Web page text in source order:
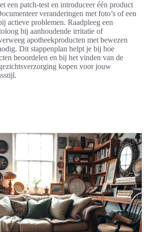
een patch-test en introduceer één product
veranderingen met foto’s of een
actieve problemen. Raadpleeg een
bij aanhoudende irritatie of
apotheekproducten met bewezen
Dit stappenplan helpt je bij hoe
beoordelen en bij het vinden van de
kopen voor jouw